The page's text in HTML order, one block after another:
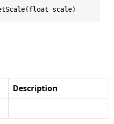
scale)
Description